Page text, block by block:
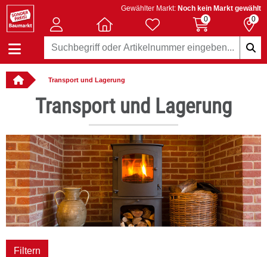
Gewählter Markt: Noch kein Markt gewählt
0
0
Transport und Lagerung
online bestellbar
Transport und Lagerung
Filtern